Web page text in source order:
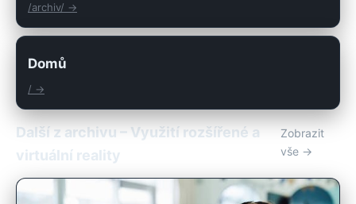
/archiv/ →
Domů
/ →
Další z archivu – Využití rozšířené a
virtuální reality
Zobrazit
vše →